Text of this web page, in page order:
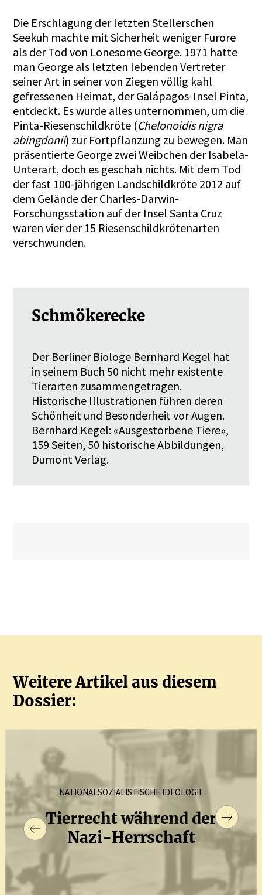
Die Erschlagung der letzten Stellerschen
Seekuh machte mit Sicherheit weniger Furore
als der Tod von Lonesome George. 1971 hatte
man George als letzten lebenden Vertreter
seiner Art in seiner von Ziegen völlig kahl
gefressenen Heimat, der Galápagos-Insel Pinta,
entdeckt. Es wurde alles unternommen, um die
Pinta-Riesenschildkröte (Chelonoidis nigra
abingdonii) zur Fortpflanzung zu bewegen. Man
präsentierte George zwei Weibchen der Isabela-
Unterart, doch es geschah nichts. Mit dem Tod
der fast 100-jährigen Landschildkröte 2012 auf
dem Gelände der Charles-Darwin-
Forschungsstation auf der Insel Santa Cruz
waren vier der 15 Riesenschildkrötenarten
verschwunden.
Schmökerecke
Der Berliner Biologe Bernhard Kegel hat
in seinem Buch 50 nicht mehr existente
Tierarten zusammengetragen.
Historische Illustrationen führen deren
Schönheit und Besonderheit vor Augen.
Bernhard Kegel: «Ausgestorbene Tiere»,
159 Seiten, 50 historische Abbildungen,
Dumont Verlag.
Weitere Artikel aus diesem
Dossier:
NATIONALSOZIALISTISCHE IDEOLOGIE
Tierrecht während der
Nazi-Herrschaft